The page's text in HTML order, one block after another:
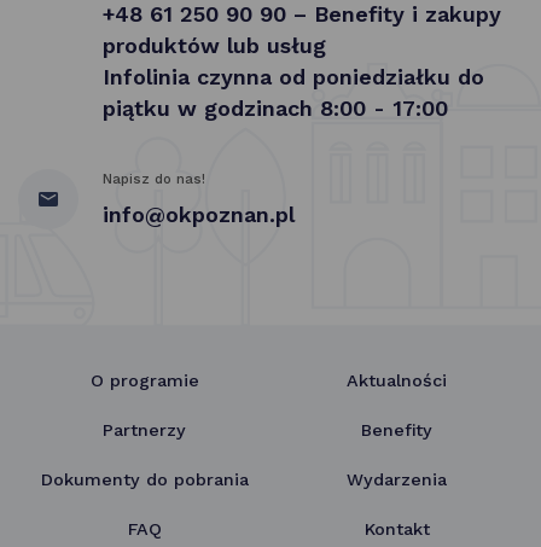
+48 61 250 90 90 – Benefity i zakupy
produktów lub usług
Infolinia czynna od poniedziałku do
piątku w godzinach 8:00 - 17:00
Napisz do nas!
info@okpoznan.pl
O programie Aktualności
Partnerzy Benefity
Dokumenty do pobrania Wydarzenia
FAQ Kontakt